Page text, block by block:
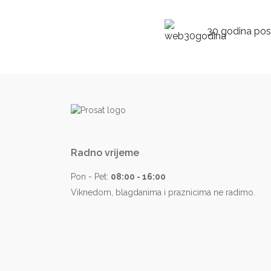
30 godina
Radno vrijeme
Pon - Pet: 08:00 - 16:00
Viknedom, blagdanima i praznicima ne radimo.